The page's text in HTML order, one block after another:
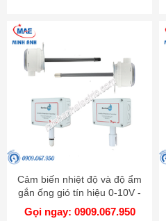
Cảm biến nhiệt độ và độ ẩm
gắn ống gió tín hiệu 0-10V -
Model RHP-3D22
Gọi ngay: 0909.067.950